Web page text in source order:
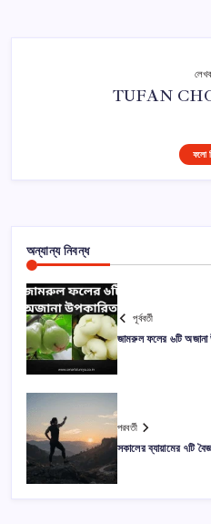
TUFAN
ফলো
অন্যান্য নিবন্ধ
পূর্ববর্তী
জামরুল ফলের ৬টি অজানা
পরবর্তী
সকালের ব্যায়ামের ৭টি